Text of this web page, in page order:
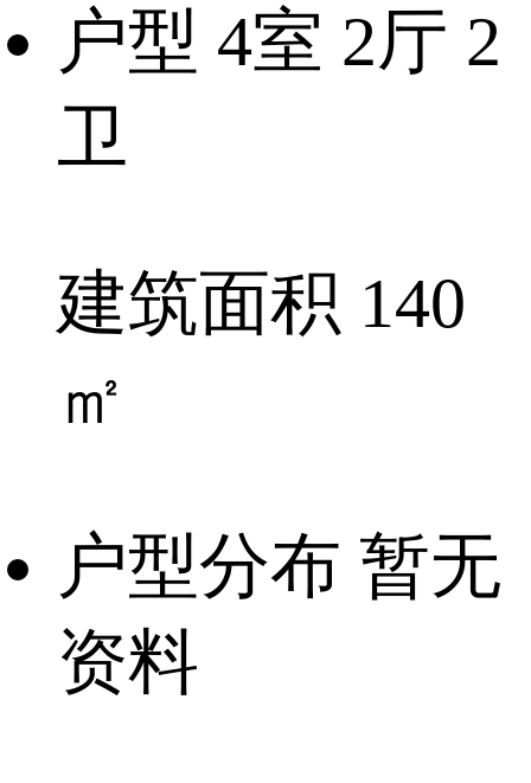
户型 4室 2厅 2
卫
建筑面积 140
㎡
户型分布 暂无
资料